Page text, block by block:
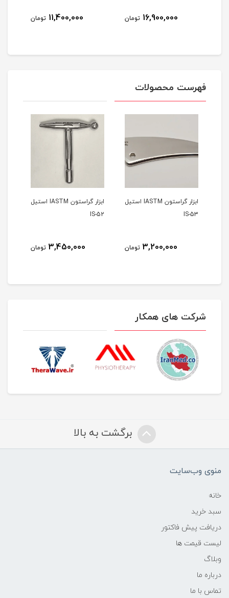
16,900,000 تومان 11,400,000 تومان
فهرست محصولات
ابزار گراستون IASTM استیل
IS-53
3,200,000 تومان
ابزار گراستون IASTM استیل
IS-52
3,450,000 تومان
شرکت های همکار
برگشت به بالا
منوی وب‌سایت
خانه
سبد خرید
دریافت پیش فاکتور
لیست قیمت ها
وبلاگ
درباره ما
تماس با ما